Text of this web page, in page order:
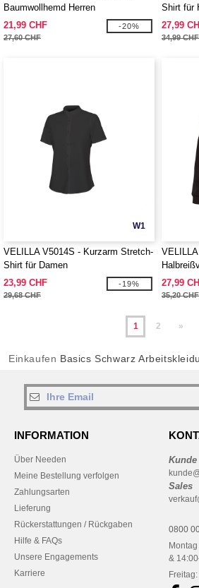
Baumwollhemd Herren
21,99 CHF
27,60 CHF
-20%
Shirt für
27,99
34,99 CHF
W1
VELILLA V5014S - Kurzarm Stretch-
Shirt für Damen
23,99 CHF
29,68 CHF
-19%
27,99
35,20 CHF
1 2 »
Einkaufen Basics Schwarz
INFORMATION
Über Needen
Meine Bestellung verfolgen
Zahlungsarten
Lieferung
Rückerstattungen / Rückgaben
Hilfe & FAQs
Unsere Engagements
Karriere
Kunde
Sales
0800
&